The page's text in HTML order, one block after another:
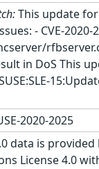
This update
- CVE-2020-
in DoS This
2020-2025
data is provided
License 4.0